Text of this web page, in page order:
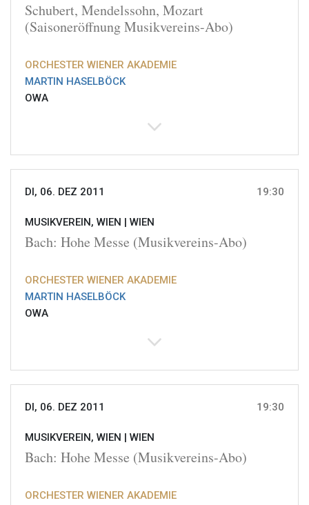
Schubert, Mendelssohn, Mozart
(Saisoneröffnung Musikvereins-Abo)
ORCHESTER WIENER AKADEMIE
MARTIN HASELBÖCK
OWA
DI, 06. DEZ 2011 19:30
MUSIKVEREIN, WIEN | WIEN
Bach: Hohe Messe (Musikvereins-Abo)
ORCHESTER WIENER AKADEMIE
MARTIN HASELBÖCK
OWA
DI, 06. DEZ 2011 19:30
MUSIKVEREIN, WIEN | WIEN
Bach: Hohe Messe (Musikvereins-Abo)
ORCHESTER WIENER AKADEMIE